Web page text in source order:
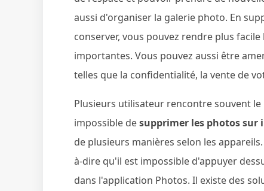
aussi d'organiser la galerie photo. En
conserver, vous pouvez rendre plus
importantes. Vous pouvez aussi être
telles que la confidentialité, la vente de
Plusieurs utilisateur rencontre souvent
impossible desupprimer les photos sur
de plusieurs manières selon les
à-dire qu'il est impossible d'appuyer
dans l'application Photos. Il existe des